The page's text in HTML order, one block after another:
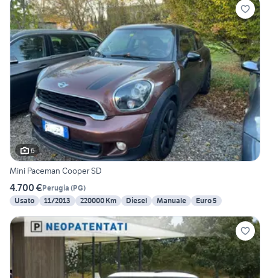
6
Mini Paceman Cooper SD
4.700 €Perugia (PG)
Usato
11/2013 220000 Km Diesel Manuale Euro 5